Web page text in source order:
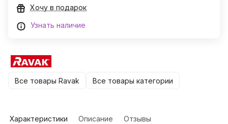
Хочу в подарок
Узнать наличие
Все товары Ravak Все товары категории
Характеристики Описание Отзывы